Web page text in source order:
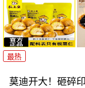
最热
莫迪开大！砸碎